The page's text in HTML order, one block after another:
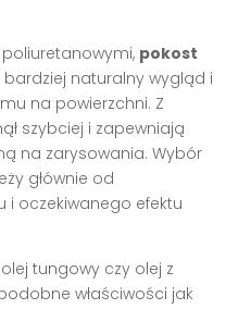
pokost
bardziej naturalny wygląd i
na powierzchni. Z
szybciej i zapewniają
na zarysowania. Wybór
głównie od
i oczekiwanego efektu
tungowy czy olej z
właściwości jak